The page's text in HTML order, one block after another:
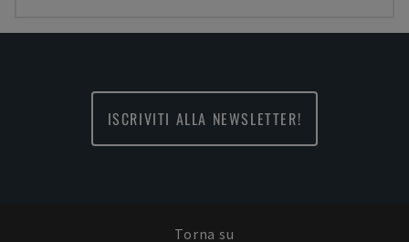
ISCRIVITI ALLA NEWSLETTER!
Torna su